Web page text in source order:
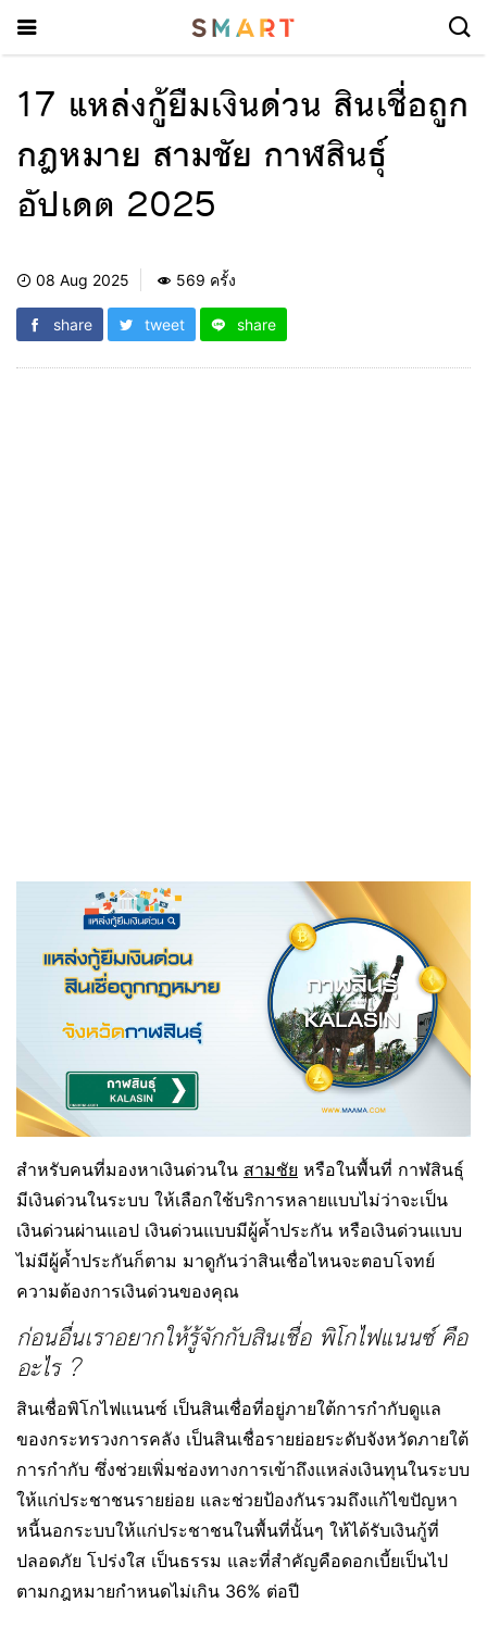
17 แหล่งกู้ยืมเงินด่วน สินเชื่อถูก
กฎหมาย สามชัย กาฬสินธุ์
อัปเดต 2025
08 Aug 2025 569 ครั้ง
share tweet share
สำหรับคนที่มองหาเงินด่วนใน สามชัย หรือในพื้นที่ กาฬสินธุ์
มีเงินด่วนในระบบ ให้เลือกใช้บริการหลายแบบไม่ว่าจะเป็น
เงินด่วนผ่านแอป เงินด่วนแบบมีผู้ค้ำประกัน หรือเงินด่วนแบบ
ไม่มีผู้ค้ำประกันก็ตาม มาดูกันว่าสินเชื่อไหนจะตอบโจทย์
ความต้องการเงินด่วนของคุณ
ก่อนอื่นเราอยากให้รู้จักกับสินเชื่อ พิโกไฟแนนซ์ คือ
อะไร ?
สินเชื่อพิโกไฟแนนซ์ เป็นสินเชื่อที่อยู่ภายใต้การกำกับดูแล
ของกระทรวงการคลัง เป็นสินเชื่อรายย่อยระดับจังหวัดภายใต้
การกำกับ ซึ่งช่วยเพิ่มช่องทางการเข้าถึงแหล่งเงินทุนในระบบ
ให้แก่ประชาชนรายย่อย และช่วยป้องกันรวมถึงแก้ไขปัญหา
หนี้นอกระบบให้แก่ประชาชนในพื้นที่นั้นๆ ให้ได้รับเงินกู้ที่
ปลอดภัย โปร่งใส เป็นธรรม และที่สำคัญคือดอกเบี้ยเป็นไป
ตามกฎหมายกำหนดไม่เกิน 36% ต่อปี